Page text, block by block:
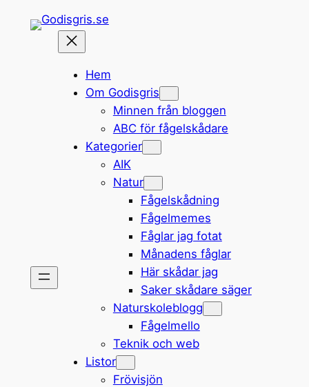
Hem
Om Godisgris
Minnen från bloggen
ABC för fågelskådare
Kategorier
AIK
Natur
Fågelskådning
Fågelmemes
Fåglar jag fotat
Månadens fåglar
Här skådar jag
Saker skådare säger
Naturskoleblogg
Fågelmello
Teknik och web
Listor
Frövisjön